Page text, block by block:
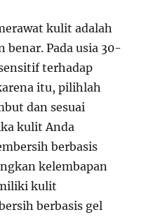
kulit adalah
benar. Pada usia 30-
terhadap
itu, pilihlah
dan sesuai
kulit Anda
berbasis
kelembapan
kulit
berbasis gel